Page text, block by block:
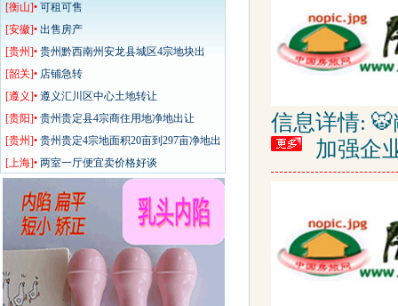
信息详情:
加强企
开业
[衡山]• 可租可售
[安徽]• 出售房产
[贵州]• 贵州黔西南州安龙县城区4宗地块出
让、
[韶关]• 店铺急转
[遵义]• 遵义汇川区中心土地转让
[贵阳]• 贵州贵定县4宗商住用地净地出让
[贵州]• 贵州贵定4宗地面积20亩到297亩净地出
让规划价格可谈
[上海]• 两室一厅便宜卖价格好谈